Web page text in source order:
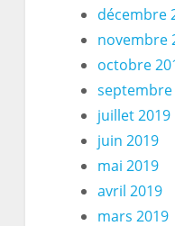
décembre
novembre
octobre
septembre
juillet 2019
juin 2019
mai 2019
avril 2019
mars 2019